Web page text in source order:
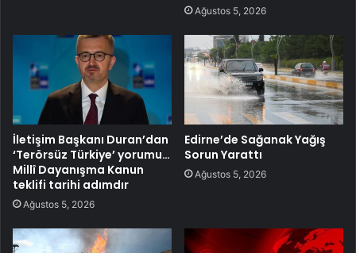
Ağustos 5, 2026
İletişim Başkanı Duran’dan
‘Terörsüz Türkiye’ yorumu…
Millî Dayanışma Kanun
teklifi tarihi adımdır
Ağustos 5, 2026
Edirne’de Sağanak Yağış
Sorun Yarattı
Ağustos 5, 2026